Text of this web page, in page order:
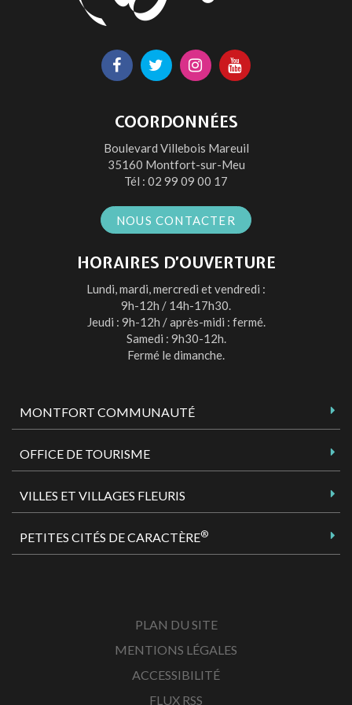
Lien
le
compte
Facebook
Lien
le
compte
Twitter
Lien
le
compte
Instagram
Lien
la
chaîne
Youtube
COORDONNÉES
Boulevard Villebois Mareuil
35160 Montfort-sur-Meu
Tél : 02 99 09 00 17
NOUS CONTACTER
HORAIRES D’OUVERTURE
Lundi, mardi, mercredi et vendredi :
9h-12h / 14h-17h30.
Jeudi : 9h-12h / après-midi : fermé.
Samedi : 9h30-12h.
Fermé le dimanche.
MONTFORT COMMUNAUTÉ
OFFICE DE TOURISME
VILLES ET VILLAGES FLEURIS
PETITES CITÉS DE CARACTÈRE®
PLAN DU SITE
MENTIONS LÉGALES
ACCESSIBILITÉ
FLUX RSS